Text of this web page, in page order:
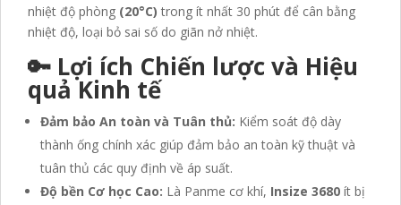
nhiệt độ phòng (20°C) trong ít nhất 30 phút để cân bằng
nhiệt độ, loại bỏ sai số do giãn nở nhiệt.
🔑 Lợi ích Chiến lược và Hiệu
quả Kinh tế
Đảm bảo An toàn và Tuân thủ: Kiểm soát độ dày
thành ống chính xác giúp đảm bảo an toàn kỹ thuật và
tuân thủ các quy định về áp suất.
Độ bền Cơ học Cao: Là Panme cơ khí, Insize 3680 ít bị